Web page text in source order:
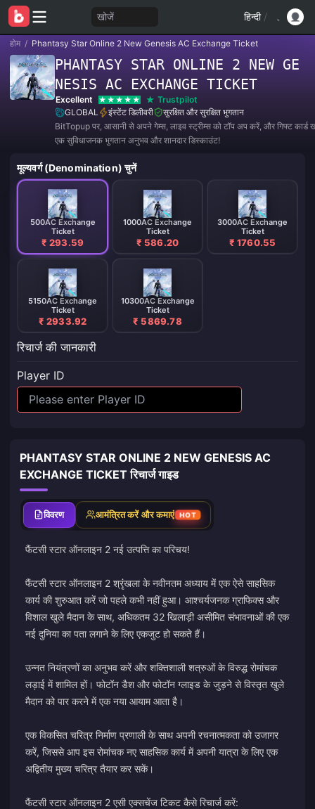
खोजें हिन्दी /
होम / Phantasy Star Online 2 New Genesis AC Exchange Ticket
PHANTASY STAR ONLINE 2 NEW GE
NESIS AC EXCHANGE TICKET
Excellent
Trustpilot
GLOBAL
इंस्टेंट डिलीवरी
सुरक्षित और सुरक्षित भुगतान
BitTopup पर, आसानी से अपने गेम्स, लाइव स्ट्रीम्स को टॉप अप करें, और गिफ्ट कार्ड
एक सुविधाजनक भुगतान अनुभव और शानदार डिस्काउंट!
मूल्यवर्ग (Denomination) चुनें
500AC Exchange
Ticket
₹ 293.59
1000AC Exchange
Ticket
₹ 586.20
3000AC Exchange
Ticket
₹ 1760.55
5150AC Exchange
Ticket
₹ 2933.92
10300AC Exchange
Ticket
₹ 5869.78
रिचार्ज की जानकारी
Player ID
PHANTASY STAR ONLINE 2 NEW GENESIS AC
EXCHANGE TICKET रिचार्ज गाइड
विवरण आमंत्रित करें और कमाएं HOT
फैंटसी स्टार ऑनलाइन 2 नई उत्पत्ति का परिचय!
फैंटसी स्टार ऑनलाइन 2 श्रृंखला के नवीनतम अध्याय में एक ऐसे साहसिक
कार्य की शुरुआत करें जो पहले कभी नहीं हुआ। आश्चर्यजनक ग्राफिक्स और
विशाल खुले मैदान के साथ, अधिकतम 32 खिलाड़ी असीमित संभावनाओं की एक
नई दुनिया का पता लगाने के लिए एकजुट हो सकते हैं।
उन्नत नियंत्रणों का अनुभव करें और शक्तिशाली शत्रुओं के विरुद्ध रोमांचक
लड़ाई में शामिल हों। फोटॉन डैश और फोटॉन ग्लाइड के जुड़ने से विस्तृत खुले
मैदान को पार करने में एक नया आयाम आता है।
एक विकसित चरित्र निर्माण प्रणाली के साथ अपनी रचनात्मकता को उजागर
करें, जिससे आप इस रोमांचक नए साहसिक कार्य में अपनी यात्रा के लिए एक
अद्वितीय मुख्य चरित्र तैयार कर सकें।
फैंटसी स्टार ऑनलाइन 2 एसी एक्सचेंज टिकट कैसे रिचार्ज करें: